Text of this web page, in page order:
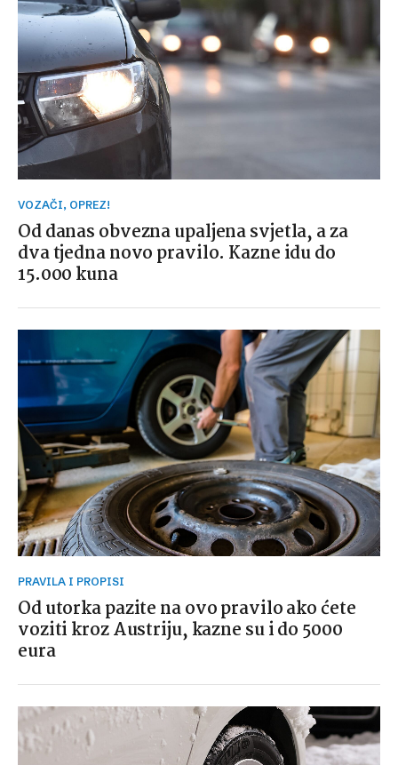
VOZAČI, OPREZ!
Od danas obvezna upaljena svjetla, a za
dva tjedna novo pravilo. Kazne idu do
15.000 kuna
PRAVILA I PROPISI
Od utorka pazite na ovo pravilo ako ćete
voziti kroz Austriju, kazne su i do 5000
eura